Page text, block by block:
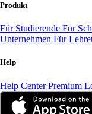
Produkt
Für Studierende Für
Unternehmen Für
Help
Help CenterPremium